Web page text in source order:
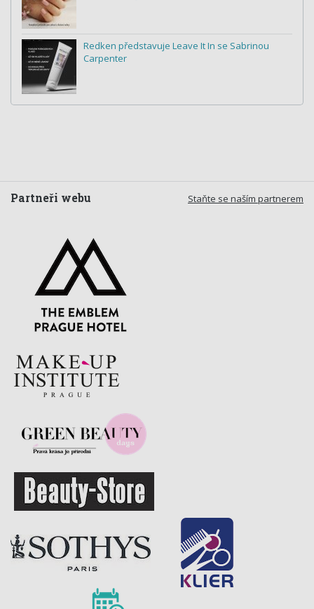
Redken představuje Leave It In se Sabrinou
Carpenter
Staňte se naším partnerem
Partneři webu